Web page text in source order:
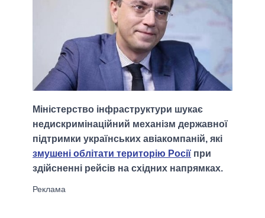
Міністерство інфраструктури шукає
недискримінаційний механізм державної
підтримки українських авіакомпаній, які
змушені облітати територію Росії при
здійсненні рейсів на східних напрямках.